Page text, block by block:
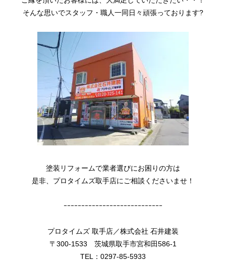
そんな思いでスタッフ・職人一同日々頑張っております?
塗装リフォームで業者選びにお困りの方は
是非、プロタイムズ取手店にご相談くださいませ！
ｰｰｰｰｰｰｰｰｰｰｰｰｰｰｰｰｰｰｰｰｰｰｰｰｰｰｰｰ
プロタイムズ 取手店／株式会社 石井建装
〒300-1533 茨城県取手市宮和田586-1
TEL：0297-85-5933